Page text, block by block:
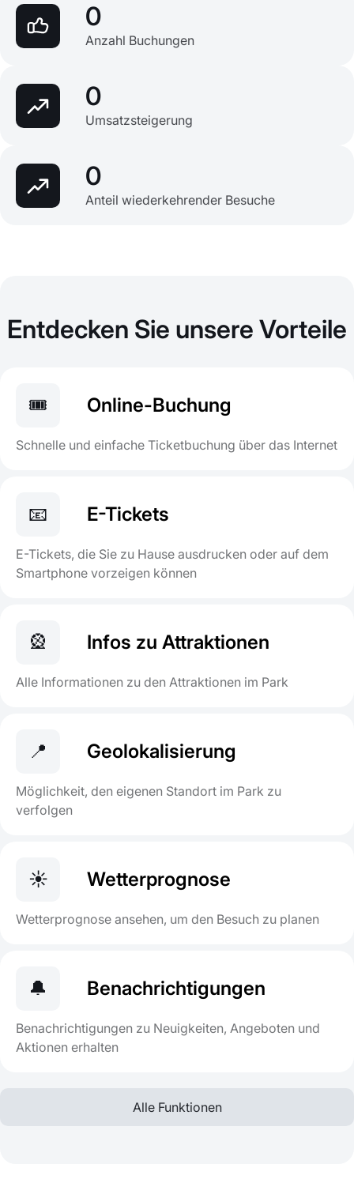
0
Anzahl Buchungen
0
Umsatzsteigerung
0
Anteil wiederkehrender Besuche
Entdecken Sie unsere Vorteile
🎟️ Online-Buchung
Schnelle und einfache Ticketbuchung über das Internet
📧 E-Tickets
E-Tickets, die Sie zu Hause ausdrucken oder auf dem
Smartphone vorzeigen können
🎡 Infos zu Attraktionen
Alle Informationen zu den Attraktionen im Park
📍 Geolokalisierung
Möglichkeit, den eigenen Standort im Park zu
verfolgen
☀️ Wetterprognose
Wetterprognose ansehen, um den Besuch zu planen
🔔 Benachrichtigungen
Benachrichtigungen zu Neuigkeiten, Angeboten und
Aktionen erhalten
Alle Funktionen